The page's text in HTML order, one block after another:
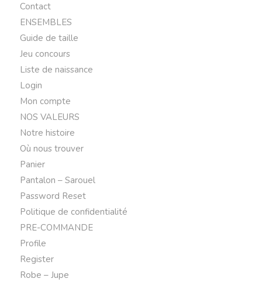
Contact
ENSEMBLES
Guide de taille
Jeu concours
Liste de naissance
Login
Mon compte
NOS VALEURS
Notre histoire
Où nous trouver
Panier
Pantalon – Sarouel
Password Reset
Politique de confidentialité
PRE-COMMANDE
Profile
Register
Robe – Jupe